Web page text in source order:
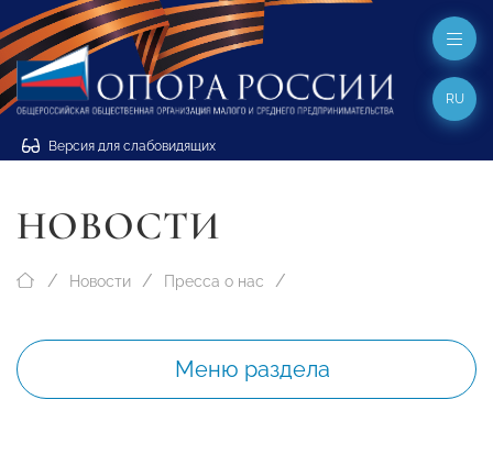
Версия для слабовидящих
RU
НОВОСТИ
Новости Пресса о нас
Меню раздела